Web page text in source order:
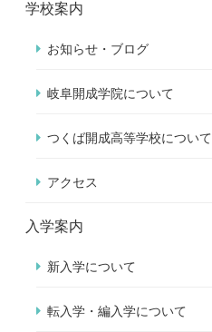
学校案内
お知らせ・ブログ
岐阜開成学院について
つくば開成高等学校について
アクセス
入学案内
新入学について
転入学・編入学について